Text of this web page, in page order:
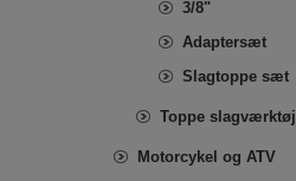
3/8"
Adaptersæt
Slagtoppe sæt
Toppe slagværktøj
Motorcykel og ATV